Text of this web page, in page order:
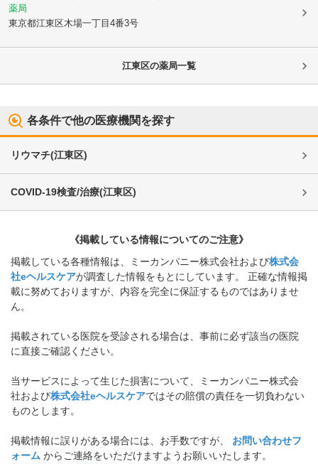
薬局
東京都江東区木場一丁目4番3号
江東区の薬局一覧
各条件で他の医療機関を探す
リウマチ(江東区)
COVID-19検査/治療(江東区)
《掲載している情報についてのご注意》
掲載している各種情報は、ミーカンパニー株式会社および株式会
社eヘルスケアが調査した情報をもとにしています。 正確な情報掲
載に努めておりますが、内容を完全に保証するものではありませ
ん。
掲載されている医院を受診される場合は、事前に必ず該当の医院
に直接ご確認ください。
当サービスによって生じた損害について、ミーカンパニー株式会
社および株式会社eヘルスケアではその賠償の責任を一切負わない
ものとします。
掲載情報に誤りがある場合には、お手数ですが、
お問い合わせフ
ォーム からご連絡をいただけますようお願いいたします。